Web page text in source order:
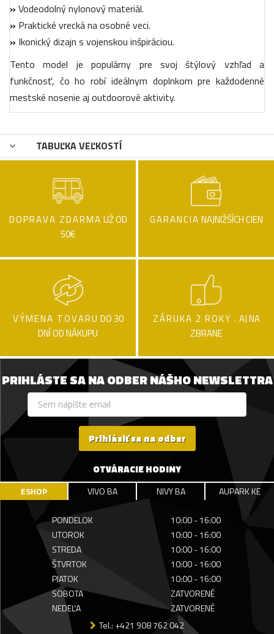
» Vodeodolný nylonový materiál.
» Praktické vrecká na osobné veci.
» Ikonický dizajn s vojenskou inšpiráciou.
Tento model je populárny pre svoj štýlový vzhľad a
funkčnosť, čo ho robí ideálnym doplnkom pre každodenné
mestské nosenie aj outdoorové aktivity.
TABUĽKA VEĽKOSTÍ
DOPRAVA ZDARMA UŽ OD
50€
GARANCIA NAJNIŽŠÍCH CIEN
VÝMENA TOVARU DO 30
DNÍ OD NÁKUPU
ZÁRUKA 2 ROKY . AJ NA
ZBRANE
PRIHLÁSTE SA NA ODBER NÁŠHO NEWSLETTRA
Prihlásiť sa na odber
OTVÁRACIE HODINY
ESHOP VIVO BA NIVY BA AUPARK KE
PONDELOK
10:00 - 16:00
UTOROK
10:00 - 16:00
STREDA
10:00 - 16:00
ŠTVRTOK
10:00 - 16:00
PIATOK
10:00 - 16:00
SOBOTA
ZATVORENÉ
NEDEĽA
ZATVORENÉ
Tel.: +421 908 762 042